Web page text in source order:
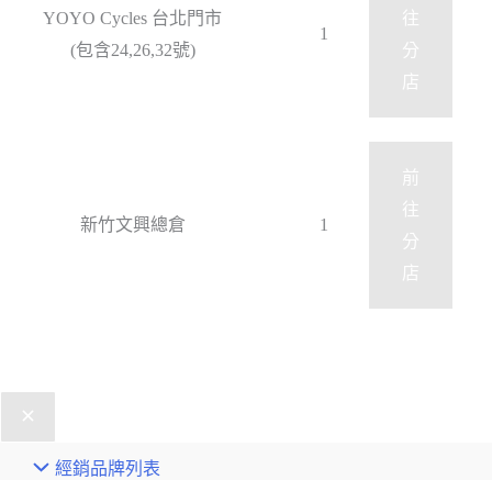
YOYO Cycles 台北門市
(包含24,26,32號)
1
往
分
店
新竹文興總倉 1
前
往
分
店
經銷品牌列表